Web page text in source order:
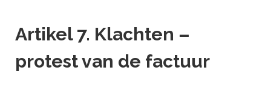
Artikel 7. Klachten –
protest van de factuur